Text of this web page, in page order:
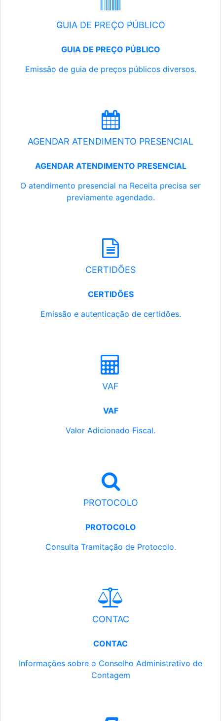
GUIA DE PREÇO PÚBLICO
GUIA DE PREÇO PÚBLICO
Emissão de guia de preços públicos diversos.
AGENDAR ATENDIMENTO PRESENCIAL
AGENDAR ATENDIMENTO PRESENCIAL
O atendimento presencial na Receita precisa ser
previamente agendado.
CERTIDÕES
CERTIDÕES
Emissão e autenticação de certidões.
VAF
VAF
Valor Adicionado Fiscal.
PROTOCOLO
PROTOCOLO
Consulta Tramitação de Protocolo.
CONTAC
CONTAC
Informações sobre o Conselho Administrativo de
Contagem